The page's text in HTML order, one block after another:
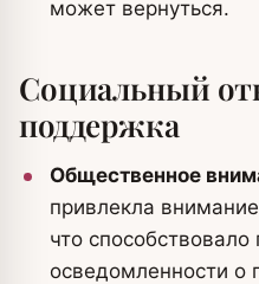
может вернуться.
Социальный
поддержка
Общественное
привлекла
что
осведомленности о